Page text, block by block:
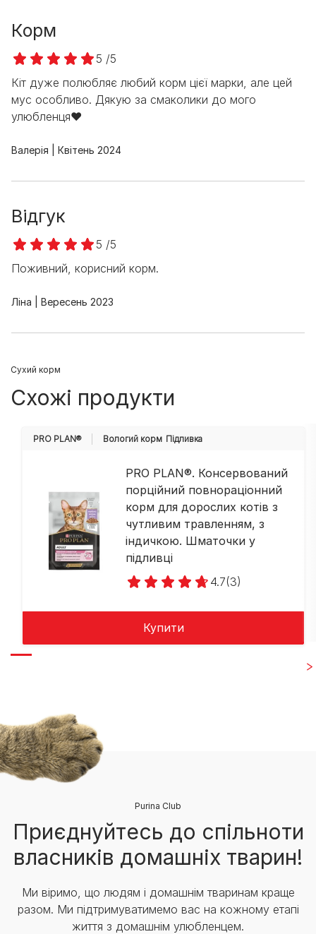
Корм
5 /5
Кіт дуже полюбляє любий корм цієї марки, але цей
мус особливо. Дякую за смаколики до мого
улюбленця❤️
Валерія Квітень 2024
Відгук
5 /5
Поживний, корисний корм.
Ліна Вересень 2023
Cухий корм
Схожі продукти
PRO PLAN® Вологий корм Підливка
PRO PLAN®. Консервований
порційний повнораціонний
корм для дорослих котів з
чутливим травленням, з
індичкою. Шматочки у
підливці
4.7(3)
Купити
Purina Club
Приєднуйтесь до спільноти
власників домашніх тварин!
Ми віримо, що людям і домашнім тваринам краще
разом. Ми підтримуватимемо вас на кожному етапі
життя з домашнім улюбленцем.